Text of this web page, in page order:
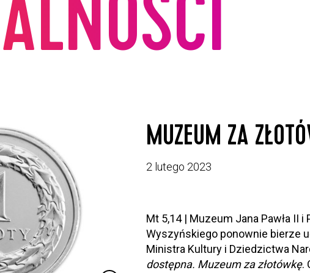
MUZEUM ZA
2 lutego 2023
Mt 5,14 | Muzeum Jana Pawła II i
Wyszyńskiego ponownie bierze
Ministra Kultury i Dziedzictwa
dostępna. Muzeum za złotówkę.